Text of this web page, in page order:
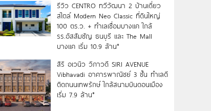
รีวิว CENTRO ทวีวัฒนา 2 บ้านเดี่ยว
สไตล์ Modern Neo Classic ที่ดินใหญ่
100 ตร.ว. + ทำเลเชื่อมบางแค ใกล้
รร.อัสสัมชัญ ธนบุรี และ The Mall
บางแค เริ่ม 10.9 ล้าน*
สิริ อเวนิว วิภาวดี SIRI AVENUE
Vibhavadi อาคารพาณิชย์ 3 ชั้น ทำเลดี
ติดถนนเทพรักษ์ ใกล้สนามบินดอนเมือง
เริ่ม 7.9 ล้าน*